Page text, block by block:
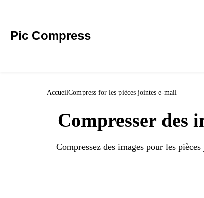
Pic Compress
AccueilCompress for les pièces jointes e-mail
Compresser des
Compressez des images pour les